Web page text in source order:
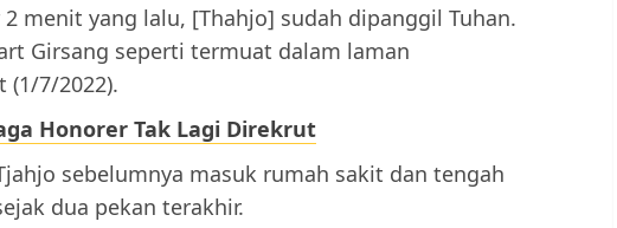
menit yang lalu, [Thahjo] sudah dipanggil Tuhan.
Girsang seperti termuat dalam laman
(1/7/2022).
Honorer Tak Lagi Direkrut
sebelumnya masuk rumah sakit dan tengah
dua pekan terakhir.